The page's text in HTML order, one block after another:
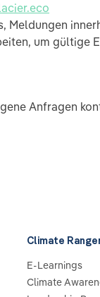
Meldungen
um gültige
Anfragen
Climate
E-Learnings
Climate